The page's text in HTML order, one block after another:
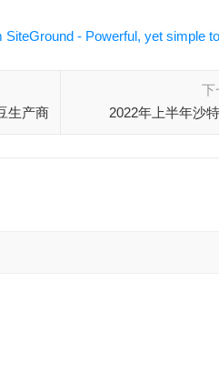
生产商
下
2022年上半年沙